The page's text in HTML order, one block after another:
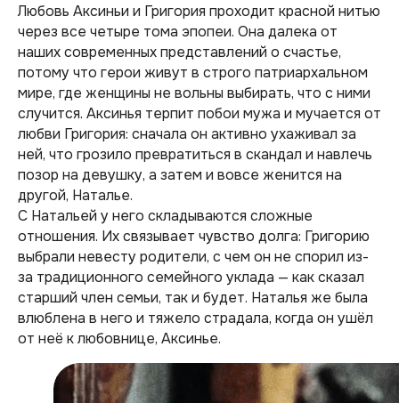
Любовь Аксиньи и Григория проходит красной нитью
через все четыре тома эпопеи. Она далека от
наших современных представлений о счастье,
потому что герои живут в строго патриархальном
мире, где женщины не вольны выбирать, что с ними
случится. Аксинья терпит побои мужа и мучается от
любви Григория: сначала он активно ухаживал за
ней, что грозило превратиться в скандал и навлечь
позор на девушку, а затем и вовсе женится на
другой, Наталье.
С Натальей у него складываются сложные
отношения. Их связывает чувство долга: Григорию
выбрали невесту родители, с чем он не спорил из-
за традиционного семейного уклада — как сказал
старший член семьи, так и будет. Наталья же была
влюблена в него и тяжело страдала, когда он ушёл
от неё к любовнице, Аксинье.